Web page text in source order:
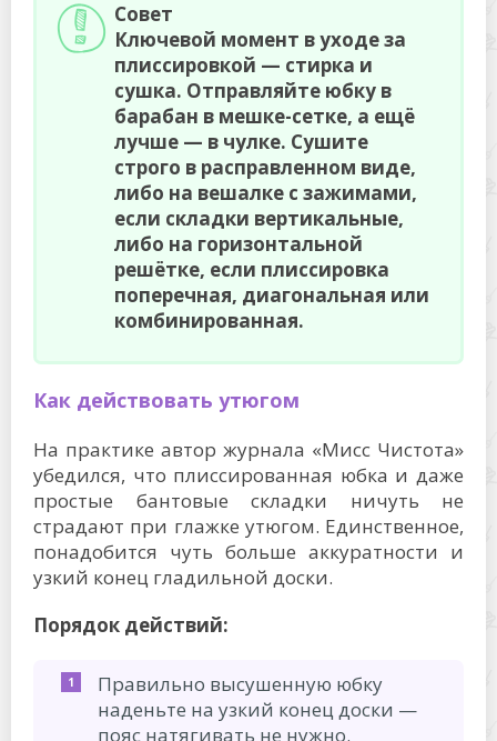
Совет
Ключевой момент в уходе за
плиссировкой — стирка и
сушка. Отправляйте юбку в
барабан в мешке-сетке, а ещё
лучше — в чулке. Сушите
строго в расправленном виде,
либо на вешалке с зажимами,
если складки вертикальные,
либо на горизонтальной
решётке, если плиссировка
поперечная, диагональная или
комбинированная.
Как действовать утюгом
На практике автор журнала «Мисс Чистота»
убедился, что плиссированная юбка и даже
простые бантовые складки ничуть не
страдают при глажке утюгом. Единственное,
понадобится чуть больше аккуратности и
узкий конец гладильной доски.
Порядок действий:
Правильно высушенную юбку
наденьте на узкий конец доски —
пояс натягивать не нужно.